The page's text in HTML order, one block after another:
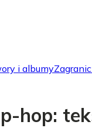
i albumy
hop: